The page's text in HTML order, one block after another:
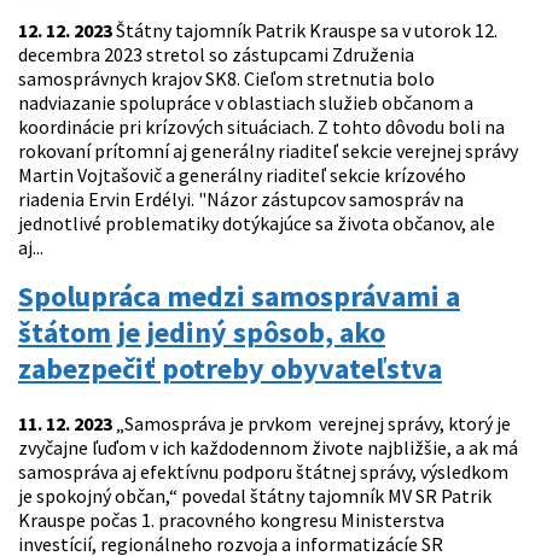
12. 12. 2023Štátny tajomník Patrik Krauspe sa v utorok 12.
decembra 2023 stretol so zástupcami Združenia
samosprávnych krajov SK8. Cieľom stretnutia bolo
nadviazanie spolupráce v oblastiach služieb občanom a
koordinácie pri krízových situáciach. Z tohto dôvodu boli na
rokovaní prítomní aj generálny riaditeľ sekcie verejnej správy
Martin Vojtašovič a generálny riaditeľ sekcie krízového
riadenia Ervin Erdélyi. "Názor zástupcov samospráv na
jednotlivé problematiky dotýkajúce sa života občanov, ale
aj...
Spolupráca medzi samosprávami a
štátom je jediný spôsob, ako
zabezpečiť potreby obyvateľstva
11. 12. 2023 „Samospráva je prvkom verejnej správy, ktorý je
zvyčajne ľuďom v ich každodennom živote najbližšie, a ak má
samospráva aj efektívnu podporu štátnej správy, výsledkom
je spokojný občan,“ povedal štátny tajomník MV SR Patrik
Krauspe počas 1. pracovného kongresu Ministerstva
investícií, regionálneho rozvoja a informatizácíe SR